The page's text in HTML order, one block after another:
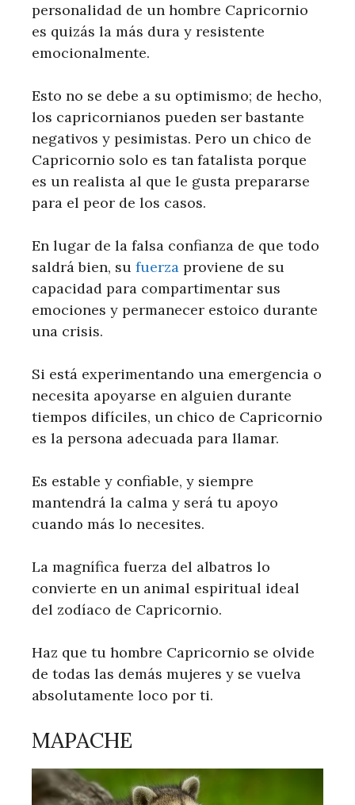
personalidad de un hombre Capricornio
es quizás la más dura y resistente
emocionalmente.
Esto no se debe a su optimismo; de hecho,
los capricornianos pueden ser bastante
negativos y pesimistas. Pero un chico de
Capricornio solo es tan fatalista porque
es un realista al que le gusta prepararse
para el peor de los casos.
En lugar de la falsa confianza de que todo
saldrá bien, su fuerza proviene de su
capacidad para compartimentar sus
emociones y permanecer estoico durante
una crisis.
Si está experimentando una emergencia o
necesita apoyarse en alguien durante
tiempos difíciles, un chico de Capricornio
es la persona adecuada para llamar.
Es estable y confiable, y siempre
mantendrá la calma y será tu apoyo
cuando más lo necesites.
La magnífica fuerza del albatros lo
convierte en un animal espiritual ideal
del zodíaco de Capricornio.
Haz que tu hombre Capricornio se olvide
de todas las demás mujeres y se vuelva
absolutamente loco por ti.
MAPACHE